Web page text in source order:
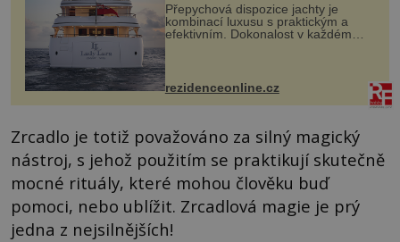
Přepychová dispozice jachty je
kombinací luxusu s praktickým a
efektivním. Dokonalost v každém
detailu představuje značka Fendi
Casa, kterou byly vybaveny její
paluby. Monacký přístav nabízí
každoročn...
rezidenceonline.cz
Zrcadlo je totiž považováno za silný magický
nástroj, s jehož použitím se praktikují skutečně
mocné rituály, které mohou člověku buď
pomoci, nebo ublížit. Zrcadlová magie je prý
jedna z nejsilnějších!